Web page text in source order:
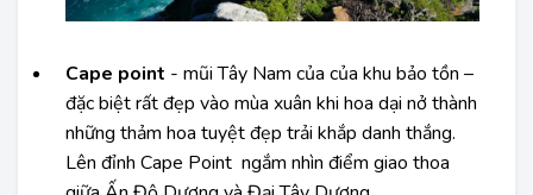
Cape point - mũi Tây Nam của của khu bảo tồn –
đặc biệt rất đẹp vào mùa xuân khi hoa dại nở thành
những thảm hoa tuyệt đẹp trải khắp danh thắng.
Lên đỉnh Cape Point ngắm nhìn điểm giao thoa